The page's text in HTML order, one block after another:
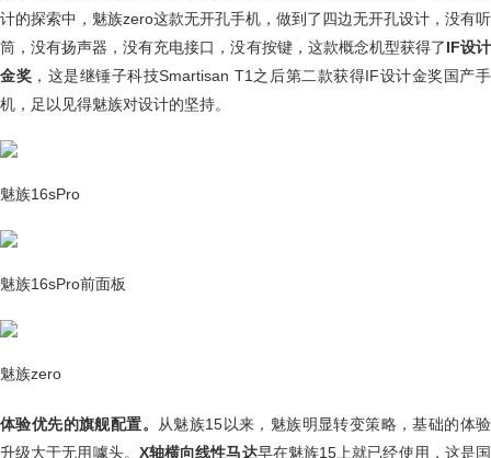
计的探索中，魅族zero这款无开孔手机，做到了四边无开孔设计，没有听
筒，没有扬声器，没有充电接口，没有按键，这款概念机型获得了IF设计
金奖 ，这是继锤子科技Smartisan T1之后第二款获得IF设计金奖国产手
机，足以见得魅族对设计的坚持。
魅族16sPro
魅族16sPro前面板
魅族zero
体验优先的旗舰配置。
从魅族15以来，魅族明显转变策略，基础的体验
升级大于无用噱头。 X轴横向线性马达早在魅族15上就已经使用，这是国